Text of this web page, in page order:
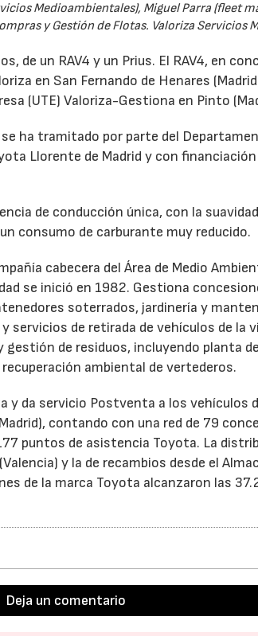
Medioambientales), Miguel Parra (fleet
y Gestión de Flotas. Valoriza Servicios
de un RAV4 y un Prius. El RAV4, en
en San Fernando de Henares
(UTE) Valoriza-Gestiona en Pinto
ha tramitado por parte del
Llorente de Madrid y con
de conducción única, con la
consumo de carburante muy reducido.
cabecera del Área de Medio
se inició en 1982. Gestiona
soterrados, jardinería y
de retirada de vehículos de la
de residuos, incluyendo planta
ambiental de vertederos.
y da servicio Postventa a los vehículos
contando con una red de 79
puntos de asistencia Toyota. La
y la de recambios desde el
de la marca Toyota alcanzaron las
Deja un comentario